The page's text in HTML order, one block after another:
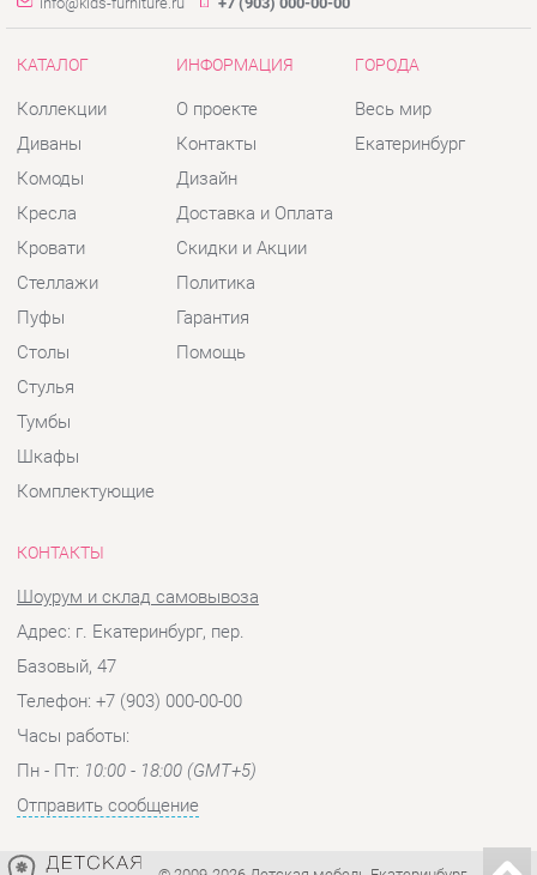
Комоды
Стеллажи
Пуфы
Столы
Стулья
Тумбы
Шкафы
Комплектующие
Дизайн
Скидки и Акции
Политика
Гарантия
Помощь
Шоурум и склад самовывоза
Адрес: г. Екатеринбург, пер.
Базовый, 47
Часы работы:
Отправить сообщение